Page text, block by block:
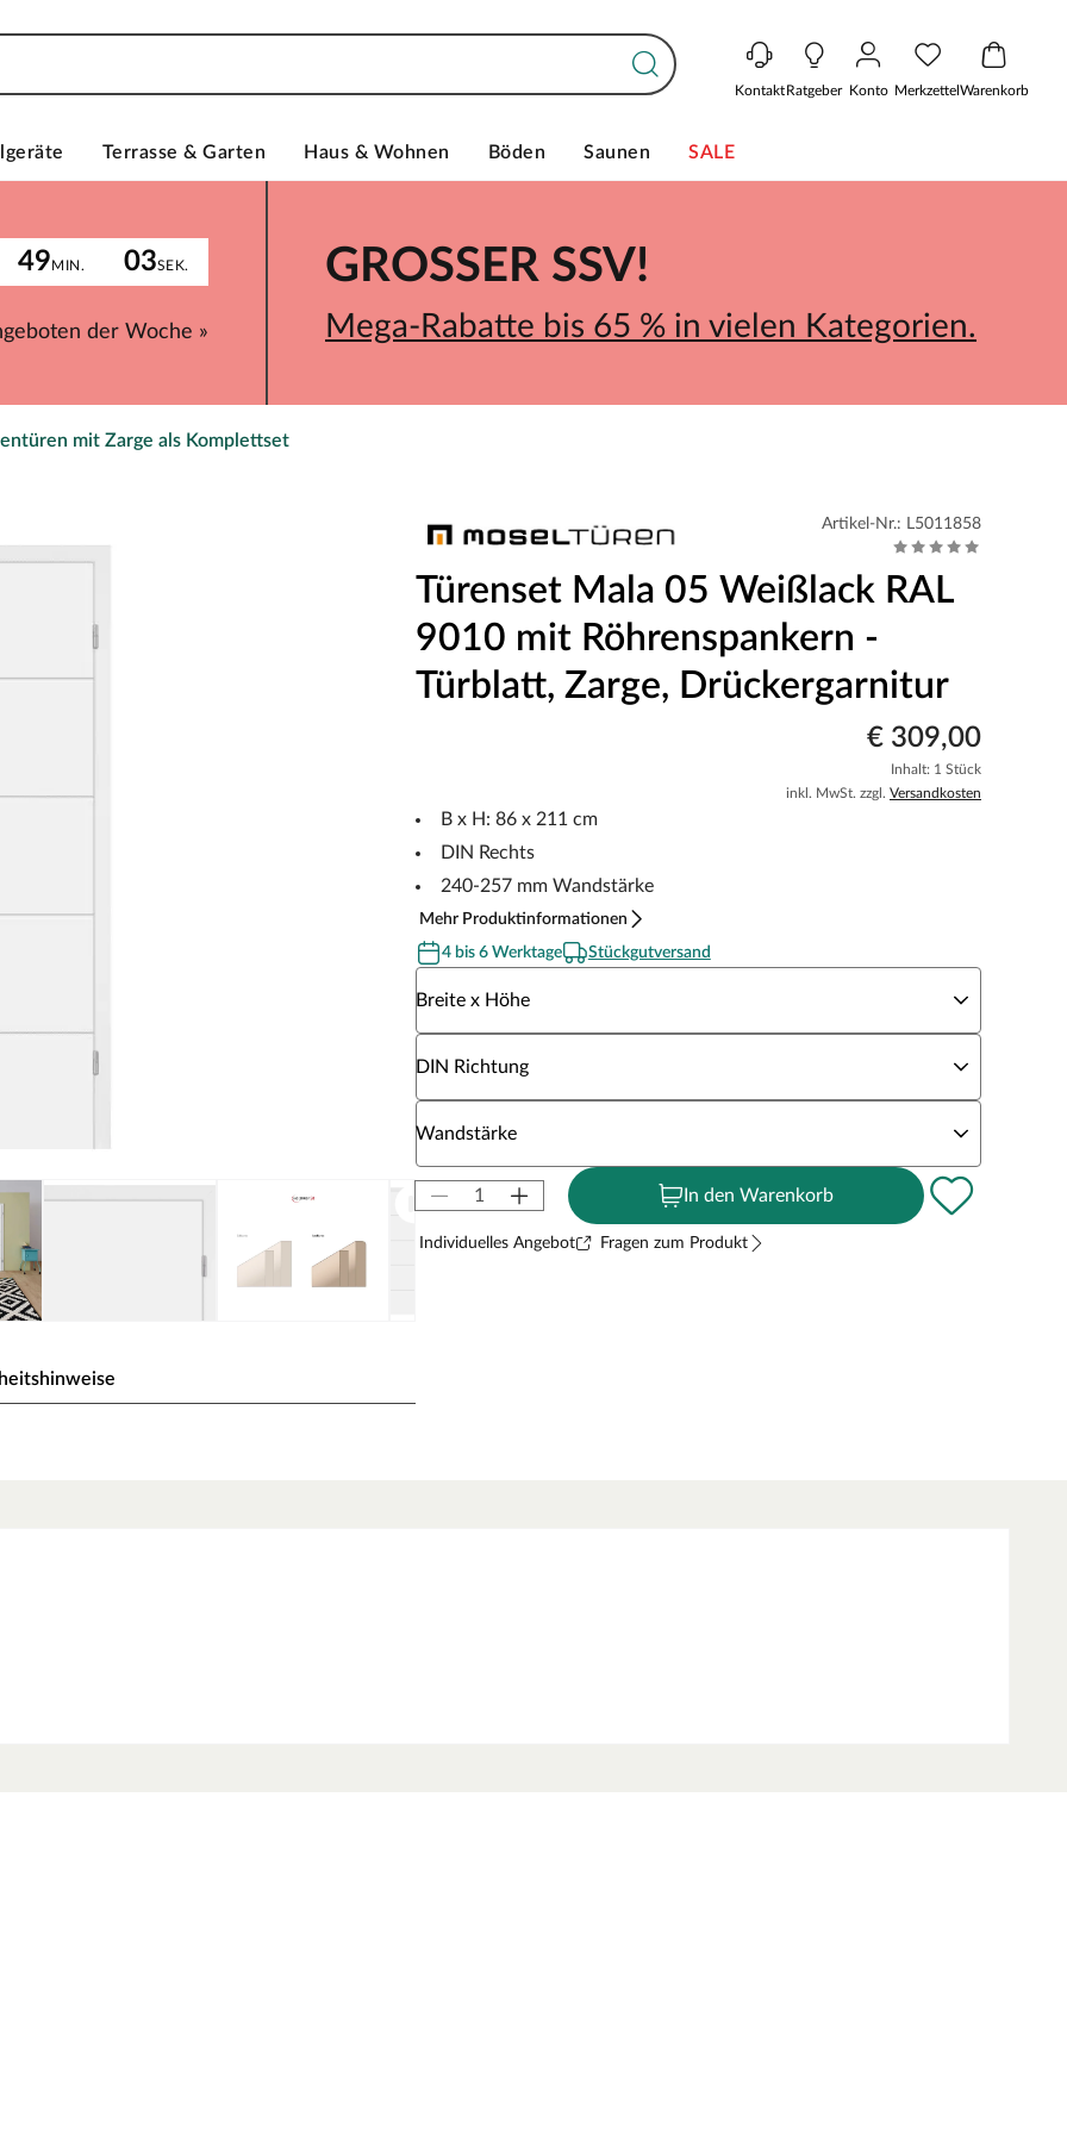
KontaktRatgeber Konto MerkzettelWarenkorb
Terrasse & Garten Haus & Wohnen Böden Saunen SALE
49MIN. 03SEK.
der Woche »
GROSSER SSV!
Mega-Rabatte bis 65 % in vielen Kategorien.
mit Zarge als Komplettset
gehalten, einem der gebräuchlichsten Weißtöne,
Note des Tons fügt sich die Oberfläche ideal in
angenehmen, neutralen Ausgleich. Der makellose
einen besonders einheitlichen Überzug. Das
Artikel-Nr.: L5011858
Türenset Mala 05 Weißlack RAL
9010 mit Röhrenspankern -
Türblatt, Zarge, Drückergarnitur
€ 309,00
Inhalt: 1 Stück
inkl. MwSt. zzgl. Versandkosten
B x H: 86 x 211 cm
DIN Rechts
240-257 mm Wandstärke
Mehr Produktinformationen
4 bis 6 Werktage
Stückgutversand
Breite x Höhe
DIN Richtung
Wandstärke
In den Warenkorb
Individuelles Angebot Fragen zum Produkt